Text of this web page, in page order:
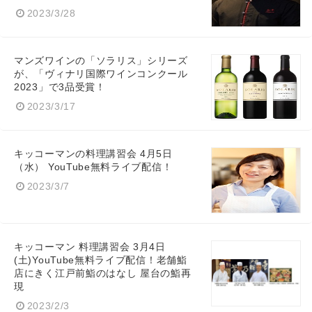
2023/3/28
マンズワインの「ソラリス」シリーズ
が、「ヴィナリ国際ワインコンクール
2023」で3品受賞！
2023/3/17
キッコーマンの料理講習会 4月5日
（水） YouTube無料ライブ配信！
2023/3/7
キッコーマン 料理講習会 3月4日
(土)YouTube無料ライブ配信！老舗鮨
店にきく江戸前鮨のはなし 屋台の鮨再
現
2023/2/3
Japanese